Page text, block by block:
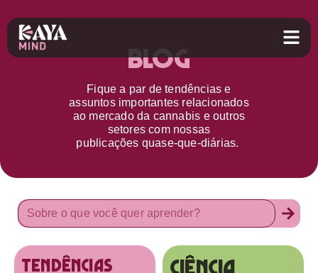
Blog
Fique a par detendências e
assuntos importantes relacionados
ao mercado da cannabis e outros
setorescom nossas
publicações quase-que-diárias.
tendências Ciência